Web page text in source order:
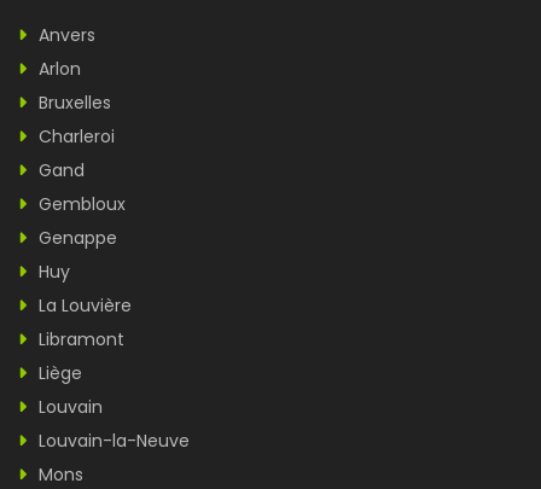
Anvers
Arlon
Bruxelles
Charleroi
Gand
Gembloux
Genappe
Huy
La Louvière
Libramont
Liège
Louvain
Louvain-la-Neuve
Mons